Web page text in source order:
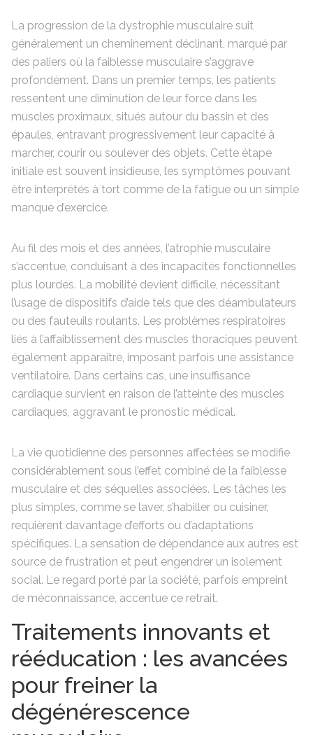
La progression de la dystrophie musculaire suit
généralement un cheminement déclinant, marqué par
des paliers où la faiblesse musculaire s’aggrave
profondément. Dans un premier temps, les patients
ressentent une diminution de leur force dans les
muscles proximaux, situés autour du bassin et des
épaules, entravant progressivement leur capacité à
marcher, courir ou soulever des objets. Cette étape
initiale est souvent insidieuse, les symptômes pouvant
être interprétés à tort comme de la fatigue ou un simple
manque d’exercice.
Au fil des mois et des années, l’atrophie musculaire
s’accentue, conduisant à des incapacités fonctionnelles
plus lourdes. La mobilité devient difficile, nécessitant
l’usage de dispositifs d’aide tels que des déambulateurs
ou des fauteuils roulants. Les problèmes respiratoires
liés à l’affaiblissement des muscles thoraciques peuvent
également apparaître, imposant parfois une assistance
ventilatoire. Dans certains cas, une insuffisance
cardiaque survient en raison de l’atteinte des muscles
cardiaques, aggravant le pronostic médical.
La vie quotidienne des personnes affectées se modifie
considérablement sous l’effet combiné de la faiblesse
musculaire et des séquelles associées. Les tâches les
plus simples, comme se laver, s’habiller ou cuisiner,
requièrent davantage d’efforts ou d’adaptations
spécifiques. La sensation de dépendance aux autres est
source de frustration et peut engendrer un isolement
social. Le regard porté par la société, parfois empreint
de méconnaissance, accentue ce retrait.
Traitements innovants et
rééducation : les avancées
pour freiner la
dégénérescence